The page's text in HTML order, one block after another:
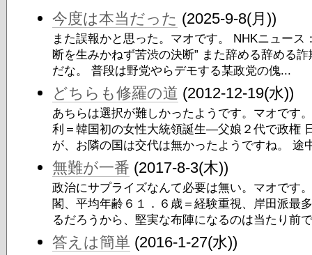
今度は本当だった (2025-9-8(月))
また誤報かと思った。マオです。 NHKニュース
断を生みかねず苦渋の決断” また辞める辞める
だな。 普段は野党やらデモする某政党の傀...
どちらも修羅の道 (2012-12-19(水))
あちらは選択が難しかったようです。マオです
利＝韓国初の女性大統領誕生―父娘２代で政権
が、お隣の国は交代は無かったようですね。 途
無難が一番 (2017-8-3(木))
政治にサプライズなんて必要は無い。マオです
閣、平均年齢６１．６歳＝経験重視、岸田派最
るだろうから、堅実な布陣になるのは当たり前
答えは簡単 (2016-1-27(水))